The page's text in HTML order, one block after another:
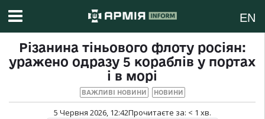
EN
Різанина тіньового флоту росіян:
уражено одразу 5 кораблів у портах
і в морі
ВАЖЛИВІ НОВИНИ НОВИНИ
5 Червня 2026, 12:42Прочитаєте за: < 1 хв.